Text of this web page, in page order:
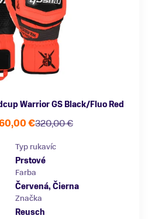
Warrior GS Black/Fluo Red
320,00 €
€
Typ rukavíc
Prstové
Farba
Červená, Čierna
Značka
Reusch